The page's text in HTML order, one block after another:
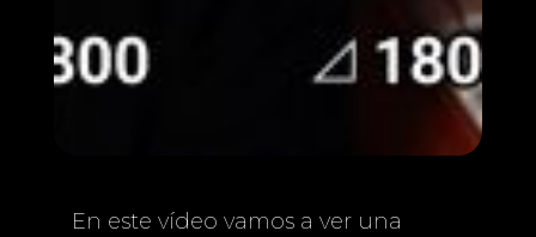
En este vídeo vamos a ver una